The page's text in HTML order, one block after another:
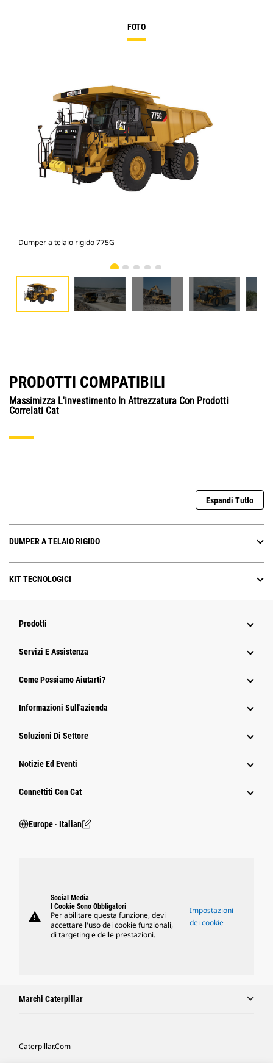
FOTO
Dumper a telaio rigido 775G
PRODOTTI COMPATIBILI
Massimizza L'investimento In Attrezzatura Con Prodotti
Correlati Cat
Espandi Tutto
DUMPER A TELAIO RIGIDO
KIT TECNOLOGICI
Prodotti
Servizi E Assistenza
Come Possiamo Aiutarti?
Informazioni Sull'azienda
Soluzioni Di Settore
Notizie Ed Eventi
Connettiti Con Cat
Europe ‧ Italian
warning
Social Media
I Cookie Sono Obbligatori
Per abilitare questa funzione, devi
accettare l'uso dei cookie funzionali,
di targeting e delle prestazioni.
Impostazioni
dei cookie
Marchi Caterpillar
Caterpillar.com